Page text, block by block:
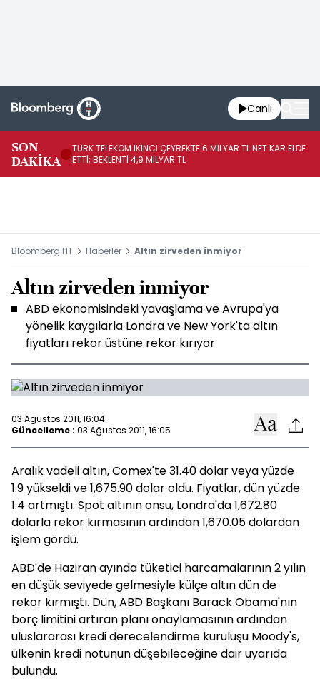
Canlı
SON
DAKİKA
TÜRK TELEKOM İKİNCİ ÇEYREKTE 6 MİLYAR TL NET KAR ELDE
ETTİ; BEKLENTİ 4,9 MİLYAR TL
Bloomberg HT Haberler Altın zirveden inmiyor
Altın zirveden inmiyor
ABD ekonomisindeki yavaşlama ve Avrupa'ya
yönelik kaygılarla Londra ve New York'ta altın
fiyatları rekor üstüne rekor kırıyor
03 Ağustos 2011, 16:04
Güncelleme : 03 Ağustos 2011, 16:05
Aralık vadeli altın, Comex'te 31.40 dolar veya yüzde
1.9 yükseldi ve 1,675.90 dolar oldu. Fiyatlar, dün yüzde
1.4 artmıştı. Spot altının onsu, Londra'da 1,672.80
dolarla rekor kırmasının ardından 1,670.05 dolardan
işlem gördü.
ABD'de Haziran ayında tüketici harcamalarının 2 yılın
en düşük seviyede gelmesiyle külçe altın dün de
rekor kırmıştı. Dün, ABD Başkanı Barack Obama'nın
borç limitini artıran planı onaylamasının ardından
uluslararası kredi derecelendirme kuruluşu Moody's,
ülkenin kredi notunun düşebileceğine dair uyarıda
bulundu.